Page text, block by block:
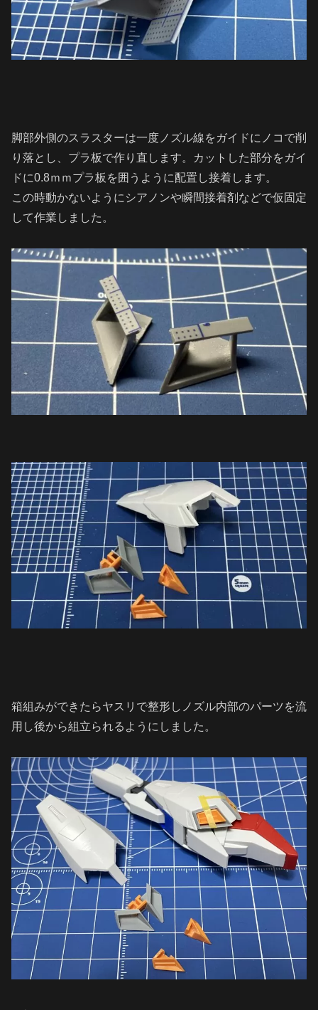
脚部外側のスラスターは一度ノズル線をガイドにノコで削
り落とし、プラ板で作り直します。カットした部分をガイ
ドに0.8ｍｍプラ板を囲うように配置し接着します。
この時動かないようにシアノンや瞬間接着剤などで仮固定
して作業しました。
箱組みができたらヤスリで整形しノズル内部のパーツを流
用し後から組立られるようにしました。